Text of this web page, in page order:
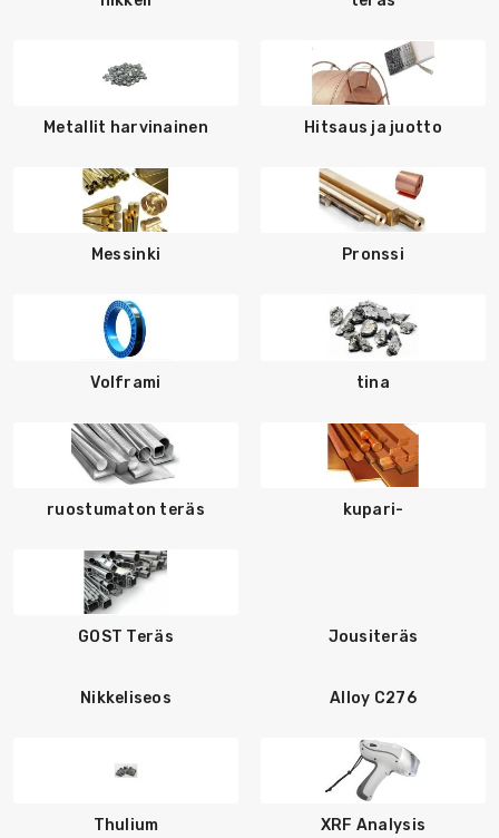
Metallit harvinainen Hitsaus ja juotto
Messinki Pronssi
Volframi tina
ruostumaton teräs kupari-
GOST Teräs Jousiteräs
Nikkeliseos Alloy C276
Thulium XRF Analysis